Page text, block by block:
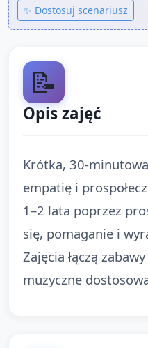
✨ Dostosuj scenariusz
📝
Opis zajęć
Krótka,
empatię i
1–2 lata poprzez
się, pomaganie i
Zajęcia łączą
muzyczne